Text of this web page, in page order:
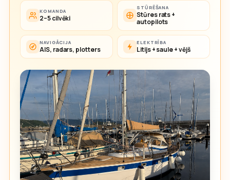
KOMANDA
2–5 cilvēki
STŪRĒŠANA
Stūres rats +
autopilots
NAVIGĀCIJA
AIS, radars, plotters
ELEKTRĪBA
Litijs + saule + vējš